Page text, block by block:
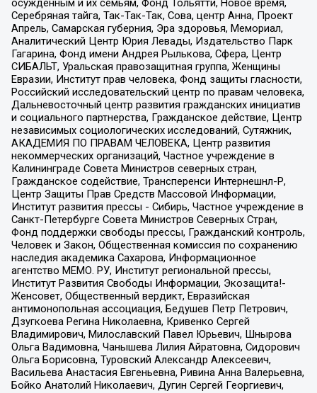
осужденным и их семьям, Фонд Тольятти, Новое время,
Серебряная тайга, Так-Так-Так, Сова, центр Анна, Проект
Апрель, Самарская губерния, Эра здоровья, Мемориал,
Аналитический Центр Юрия Левады, Издательство Парк
Гагарина, Фонд имени Андрея Рылькова, Сфера, Центр
СИБАЛЬТ, Уральская правозащитная группа, Женщины
Евразии, Институт прав человека, Фонд защиты гласности,
Российский исследовательский центр по правам человека,
Дальневосточный центр развития гражданских инициатив
и социального партнерства, Гражданское действие, Центр
независимых социологических исследований, Сутяжник,
АКАДЕМИЯ ПО ПРАВАМ ЧЕЛОВЕКА, Центр развития
некоммерческих организаций, Частное учреждение в
Калининграде Совета Министров северных стран,
Гражданское содействие, Трансперенси Интернешнл-Р,
Центр Защиты Прав Средств Массовой Информации,
Институт развития прессы - Сибирь, Частное учреждение в
Санкт-Петербурге Совета Министров Северных Стран,
Фонд поддержки свободы прессы, Гражданский контроль,
Человек и Закон, Общественная комиссия по сохранению
наследия академика Сахарова, Информационное
агентство МЕМО. РУ, Институт региональной прессы,
Институт Развития Свободы Информации, Экозащита!-
Женсовет, Общественный вердикт, Евразийская
антимонопольная ассоциация, Бедушев Петр Петрович,
Дзугкоева Регина Николаевна, Кривенко Сергей
Владимирович, Милославский Павел Юрьевич, Шнырова
Ольга Вадимовна, Чанышева Лилия Айратовна, Сидорович
Ольга Борисовна, Туровский Александр Алексеевич,
Васильева Анастасия Евгеньевна, Ривина Анна Валерьевна,
Бойко Анатолий Николаевич, Дугин Сергей Георгиевич,